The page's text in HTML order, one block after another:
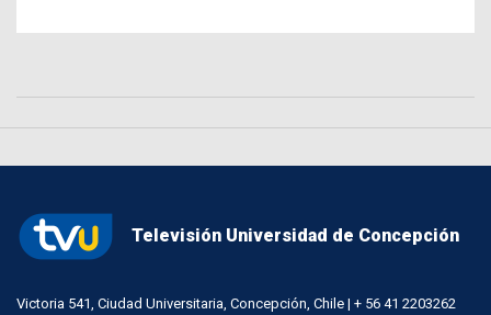
Televisión Universidad de Concepción
Victoria 541, Ciudad Universitaria, Concepción, Chile | + 56 41 2203262